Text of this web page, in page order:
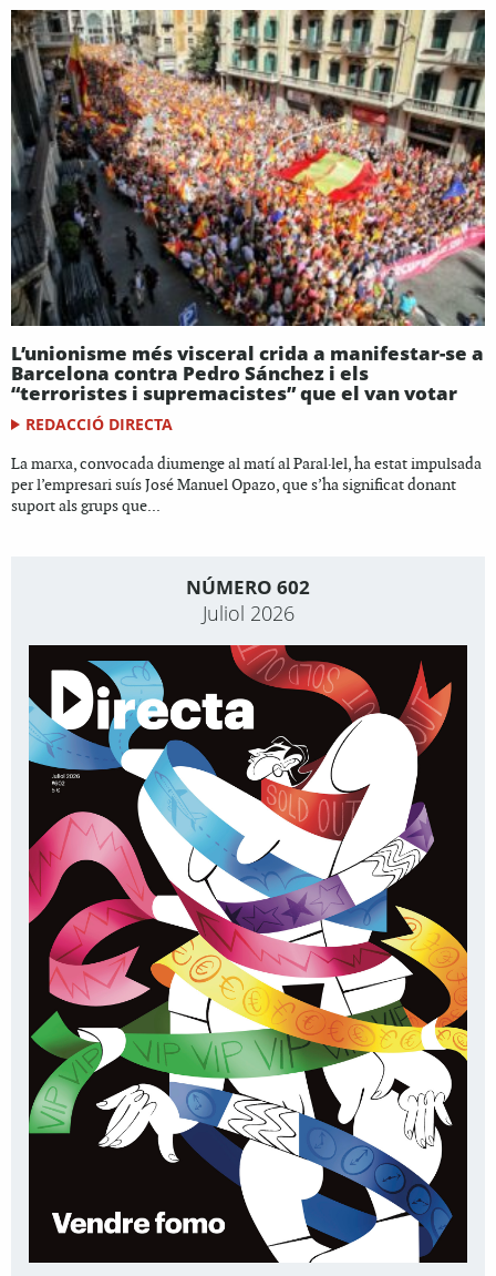
L’unionisme més visceral crida a manifestar-se a
Barcelona contra Pedro Sánchez i els
“terroristes i supremacistes” que el van votar
REDACCIÓ DIRECTA
La marxa, convocada diumenge al matí al Paral·lel, ha estat impulsada
per l’empresari suís José Manuel Opazo, que s’ha significat donant
suport als grups que...
NÚMERO 602
Juliol 2026